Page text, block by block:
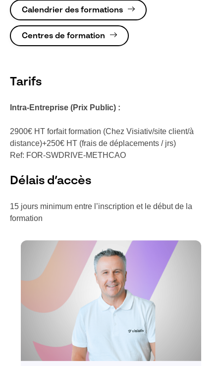
Calendrier des formations
Centres de formation
Tarifs
Intra-Entreprise (Prix Public) :
2900€ HT forfait formation (Chez Visiativ/site client/à
distance)+250€ HT (frais de déplacements / jrs)
Ref: FOR-SWDRIVE-METHCAO
Délais d’accès
15 jours minimum entre l’inscription et le début de la
formation